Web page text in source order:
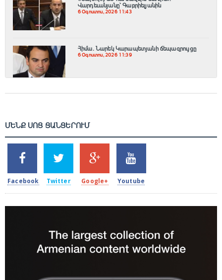
Վարդեւանյանը՝ Գաբրիելյանին
6 Օգոստոս, 2026 11:43
Հիմա. Նարեկ Կարապետյանի ճեպազրույցը
6 Օգոստոս, 2026 11:39
ՄԵՆՔ ՍՈՑ ՑԱՆՑԵՐՈՒՄ
2k
SHARES
Facebook
1.5k
TWEETS
Twitter
203
SHARES
Google+
620
SHARES
Youtube